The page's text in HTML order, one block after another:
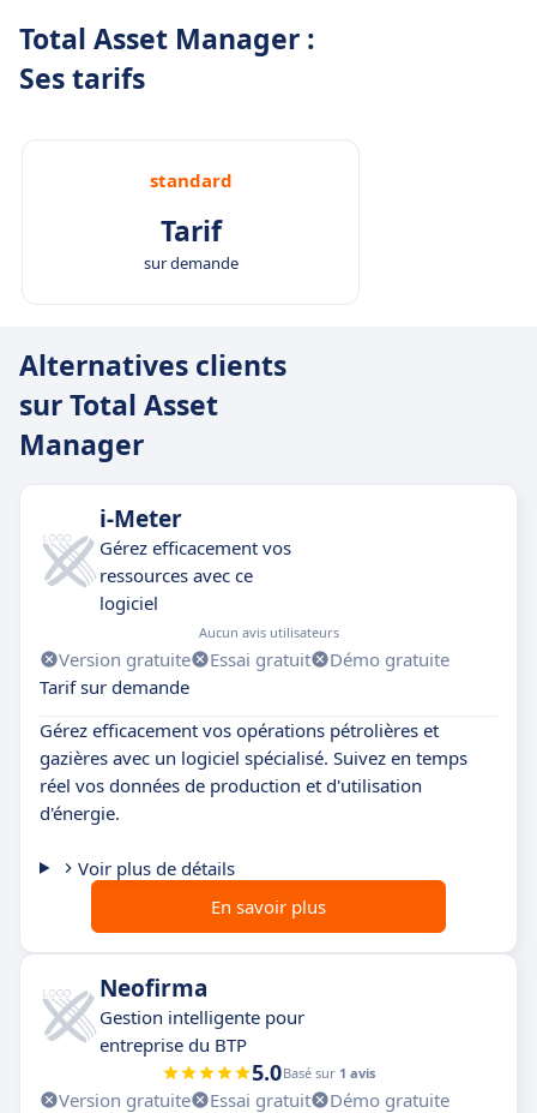
Total Asset Manager :
Ses tarifs
standard
Tarif
sur demande
Alternatives clients
sur Total Asset
Manager
i-Meter
Gérez efficacement vos
ressources avec ce
logiciel
Aucun avis utilisateurs
Version gratuite Essai gratuit
Démo gratuite
Tarif sur demande
Gérez efficacement vos opérations pétrolières et
gazières avec un logiciel spécialisé. Suivez en temps
réel vos données de production et d'utilisation
d'énergie.
Voir plus de détails
En savoir plus
Neofirma
Gestion intelligente pour
entreprise du BTP
5.0Basé sur 1 avis
Version gratuite Essai gratuit
Démo gratuite